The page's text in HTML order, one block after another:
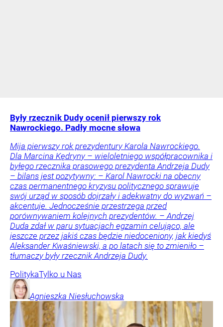
Były rzecznik Dudy ocenił pierwszy rok
Nawrockiego. Padły mocne słowa
Mija pierwszy rok prezydentury Karola Nawrockiego.
Dla Marcina Kędryny – wieloletniego współpracownika i
byłego rzecznika prasowego prezydenta Andrzeja Dudy
– bilans jest pozytywny: – Karol Nawrocki na obecny
czas permanentnego kryzysu politycznego sprawuje
swój urząd w sposób dojrzały i adekwatny do wyzwań –
akcentuje. Jednocześnie przestrzega przed
porównywaniem kolejnych prezydentów. – Andrzej
Duda zdał w paru sytuacjach egzamin celująco, ale
jeszcze przez jakiś czas będzie niedoceniony, jak kiedyś
Aleksander Kwaśniewski, a po latach się to zmieniło –
tłumaczy były rzecznik Andrzeja Dudy.
PolitykaTylko u Nas
Agnieszka Niesłuchowska